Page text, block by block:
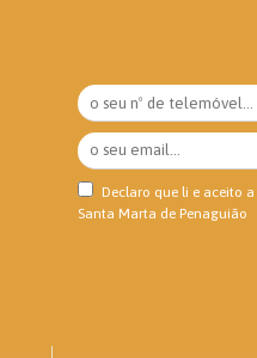
Declaro que li e aceito a
Santa Marta de Penaguião